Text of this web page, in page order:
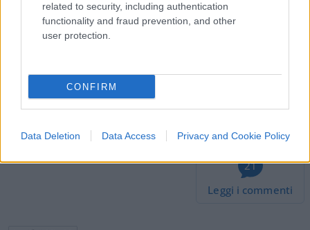
related to security, including authentication
functionality and fraud prevention, and other
user protection.
CONFIRM
Data Deletion Data Access Privacy and Cookie Policy
Giancristiano Desiderio, 15 febbraio 2019
21
Leggi i commenti